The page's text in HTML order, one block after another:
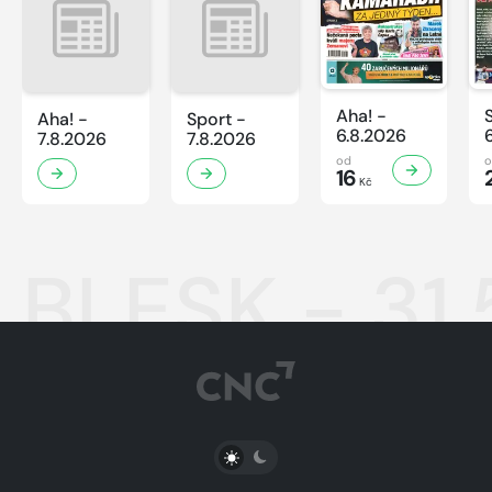
Aha! -
7.8.2026
Sport -
7.8.2026
Aha! -
6.8.2026
od
16 Kč
BLESK -
PŘEPNOUT SVĚTLÝ/TMAVÝ REŽIM